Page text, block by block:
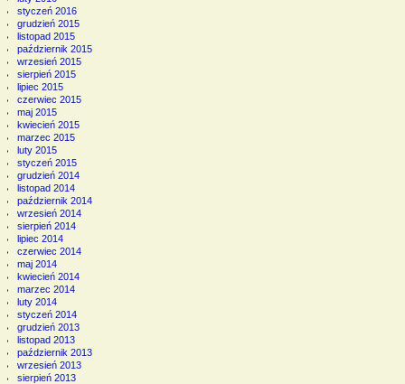
styczeń 2016
grudzień 2015
listopad 2015
październik 2015
wrzesień 2015
sierpień 2015
lipiec 2015
czerwiec 2015
maj 2015
kwiecień 2015
marzec 2015
luty 2015
styczeń 2015
grudzień 2014
listopad 2014
październik 2014
wrzesień 2014
sierpień 2014
lipiec 2014
czerwiec 2014
maj 2014
kwiecień 2014
marzec 2014
luty 2014
styczeń 2014
grudzień 2013
listopad 2013
październik 2013
wrzesień 2013
sierpień 2013